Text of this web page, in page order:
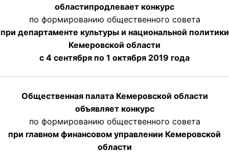
областипродлевает конкурс
по формированию общественного совета
при департаменте культуры и национальной политики
Кемеровской области
с 4 сентября по 1 октября 2019 года
Общественная палата Кемеровской области
объявляет конкурс
по формированию общественного совета
при главном финансовом управлении Кемеровской
области